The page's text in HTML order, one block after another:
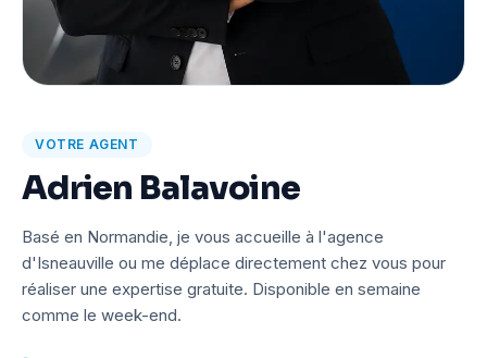
VOTRE AGENT
Adrien Balavoine
Basé en Normandie, je vous accueille à l'agence
d'Isneauville ou me déplace directement chez vous pour
réaliser une expertise gratuite. Disponible en semaine
comme le week-end.